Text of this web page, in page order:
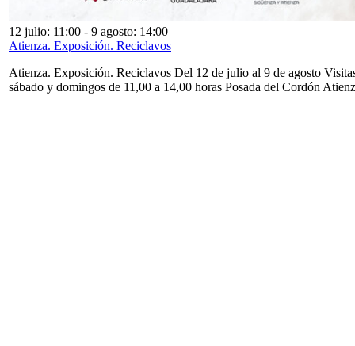
12 julio: 11:00 - 9 agosto: 14:00
Atienza. Exposición. Reciclavos
Atienza. Exposición. Reciclavos Del 12 de julio al 9 de agosto
sábado y domingos de 11,00 a 14,00 horas Posada del Cordón